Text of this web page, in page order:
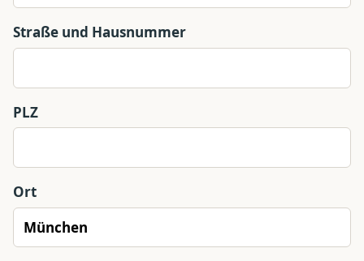
Straße und Hausnummer
PLZ
Ort